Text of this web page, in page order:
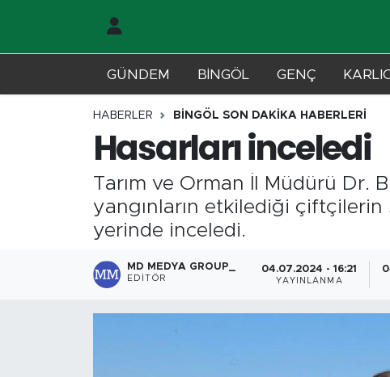
GÜNDEM BİNGÖL GENÇ
HABERLER BİNGÖL SON DAKİKA HABERLERİ
Hasarları inceledi
Tarım ve Orman İl Müdürü Dr.
yangınların etkilediği
yerinde inceledi.
MD MEDYA GROUP_
EDITÖR
04.07.2024 - 16:21
YAYINLANMA
Adaklı-Kiğı
Yayladere-Yedisu
Merkez Trafik Yoğunluk Haritası
Süper Lig Puan Durumu ve Fikstür
Tüm Manşetler
Son Dakika Haberleri